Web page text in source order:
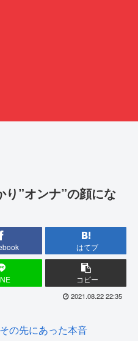
”オンナ”の顔にな
はてブ
コピー
2021.08.22 22:35
の先にあった本音